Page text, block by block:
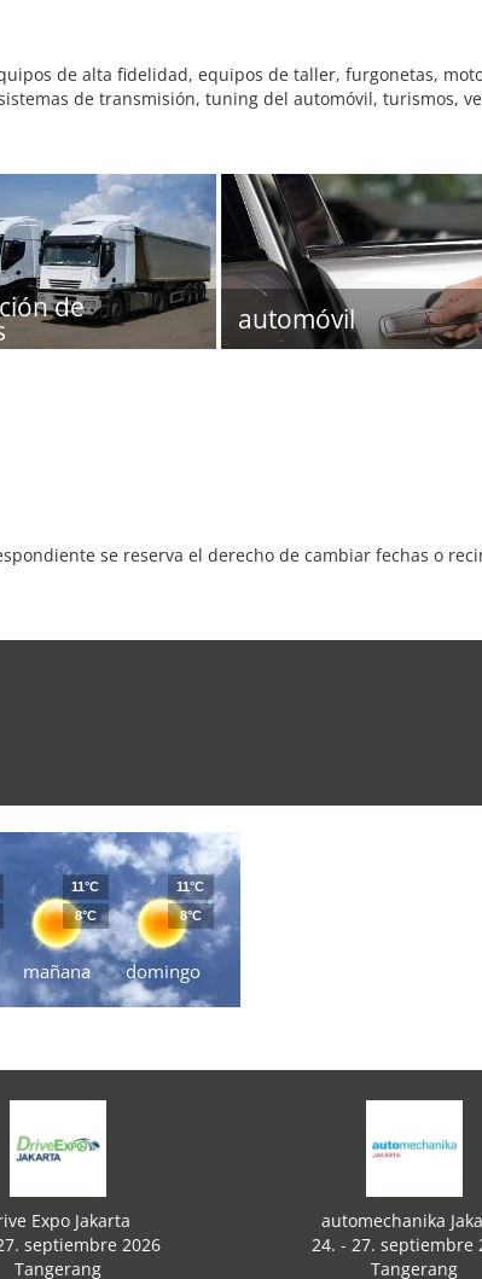
de alta fidelidad, equipos de taller, furgonetas,
de transmisión, tuning del automóvil, turismos,
de automóvil
se reserva el derecho de cambiar fechas o
mañana
11°C
8°C
domingo
11°C
8°C
Expo Jakarta
septiembre 2026
Tangerang
automechanika
24. - 27. septiembre
Tangerang